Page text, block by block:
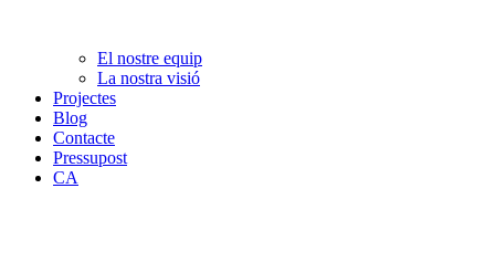
El nostre equip
La nostra visió
Projectes
Blog
Contacte
Pressupost
CA